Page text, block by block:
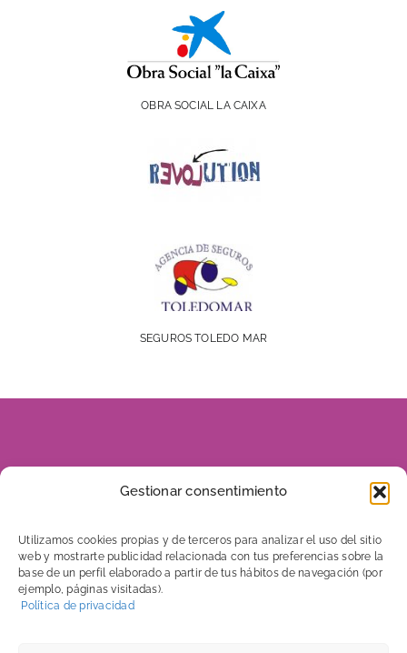
Gestionar consentimiento
Utilizamos cookies propias y de terceros para analizar el uso del sitio
web y mostrarte publicidad relacionada con tus preferencias sobre la
base de un perfil elaborado a partir de tus hábitos de navegación (por
ejemplo, páginas visitadas).
Política de privacidad
OBRA SOCIAL LA CAIXA
SEGUROS TOLEDO MAR
928 816 960
606 656 046
C/ Tenerife, 7